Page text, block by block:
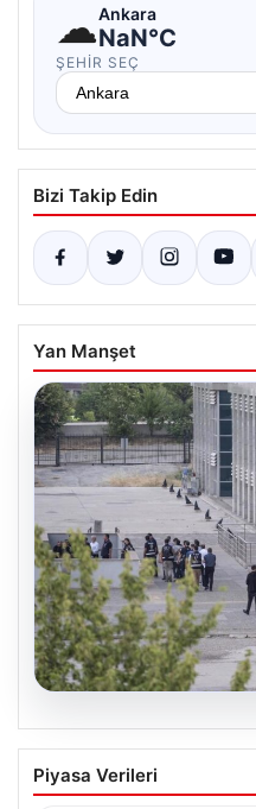
☁Ankara
NaN°C
ŞEHIR SEÇ
Bizi Takip Edin
Yan Manşet
Etimesgut
Kapsamlı
Piyasa Verileri